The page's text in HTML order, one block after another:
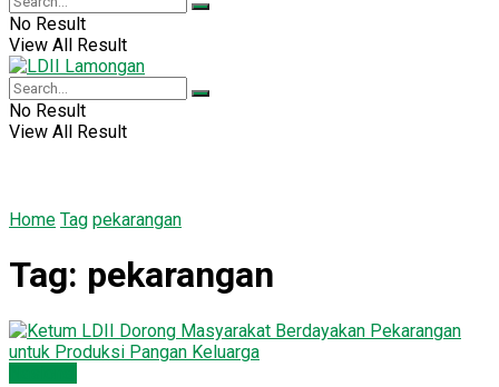
No Result
View All Result
No Result
View All Result
Home Tag pekarangan
Tag: pekarangan